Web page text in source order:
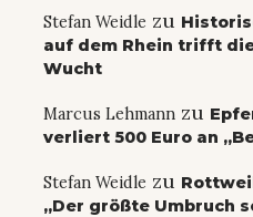
Stefan Weidle zu
auf dem Rhein trifft
Wucht
Marcus Lehmann zu
verliert 500 Euro an
Stefan Weidle zu
„Der größte Umbruch